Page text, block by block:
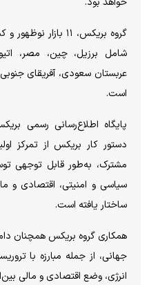
گروه بریکس، ۱۱
شامل برزیل، چین، مصر،
عربستان سعودی، آفریقای
است.
دستور کار بریکس از تمرکز
مشترک، به‌طور قابل توجهی
سیاسی و امنیتی، اقتصادی و
ساختار یافته است.
همکاری گروه بریکس همچنان
جهانی، از جمله مبارزه با
انرژی، وضع اقتصادی و مالی